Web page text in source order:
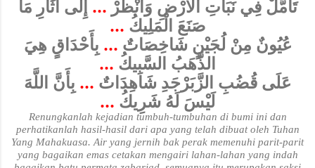
تَأَمَّلْ فِي نَبَاتِ الْأَرْضِ وَانْظُرْ ... إِلَى آثَارِ مَا
صَنَعَ الْمَلِيكُ ...
عُيُونٌ مِنْ لُجَيْنٍ شَاخِصَاتٌ ... بِأَحْدَاقٍ هِيَ
الذَّهَبُ السَّبِيكُ ...
عَلَى قُضُبِ الزَّبَرْجَدِ شَاهِدَاتٌ ... بِأَنَّ اللَّهَ
لَيْسَ لَهُ شَرِيكُ ...
Renungkanlah kejadian tumbuh-tumbuhan di bumi ini dan
perhatikanlah hasil-hasil dari apa yang telah dibuat oleh Tuhan
Yang Mahakuasa. Air yang jernih bak perak memenuhi parit-parit
yang bagaikan emas cetakan mengairi lahan-lahan yang indah